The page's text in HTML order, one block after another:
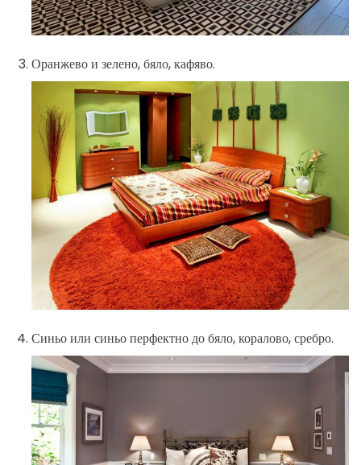
Оранжево и зелено, бяло, кафяво.
Синьо или синьо перфектно до бяло, коралово, сребро.